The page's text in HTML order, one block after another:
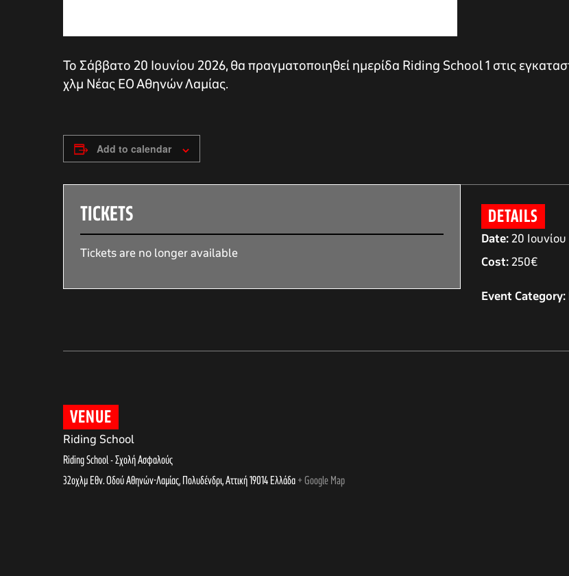
Το Σάββατο 20 Ιουνίου 2026, θα πραγματοποιηθεί ημερίδα Riding School 1 στις
χλμ Νέας ΕΟ Αθηνών Λαμίας.
Add to calendar
DETAILS
Date:20 Ιουνίου
Cost:250€
Event Category:
VENUE
Riding School
Riding School - Σχολή Ασφαλούς
32οχλμ Εθν. Οδού Αθηνών-Λαμίας, Πολυδένδρι,Αττική19014Ελλάδα+ Google Map
TICKETS
Tickets are no longer available